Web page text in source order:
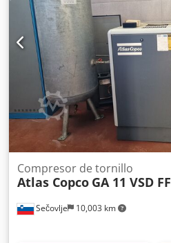
Sečovlje 10,003 km
Compresor de tornillo
Atlas Copco GA 11 VSD FF